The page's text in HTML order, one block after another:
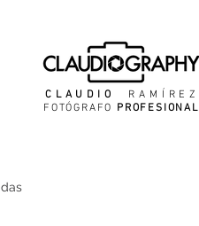
CLAUDIO RAMÍREZ
FOTÓGRAFO PROFESIONAL